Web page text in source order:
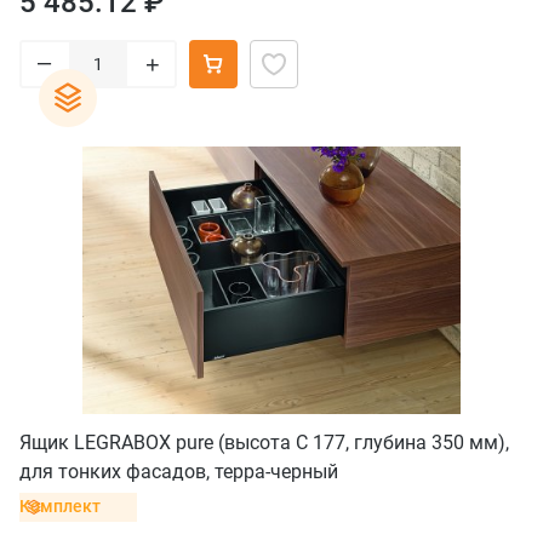
– +
Ящик LEGRABOX pure (высота C 177, глубина 350 мм),
для тонких фасадов, терра-черный
Комплект